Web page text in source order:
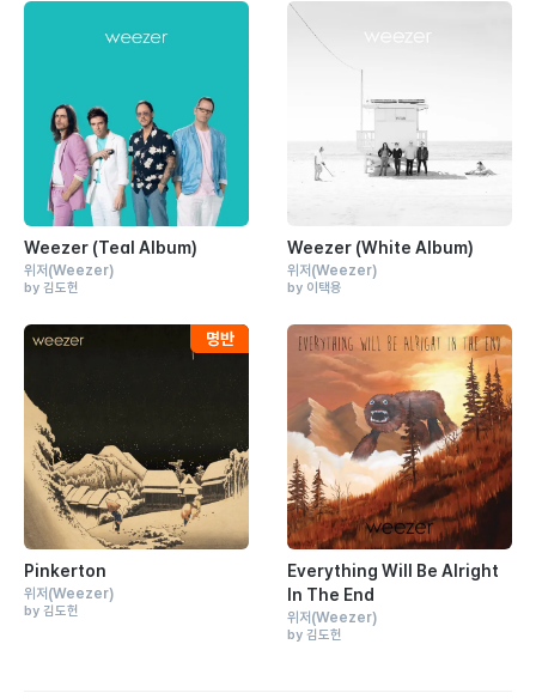
Weezer (Teal Album)
위저 (Weezer)
by 김도헌
Weezer (White Album)
위저 (Weezer)
by 이택용
Pinkerton
위저 (Weezer)
by 김도헌
Everything Will Be Alright
In The End
위저 (Weezer)
by 김도헌